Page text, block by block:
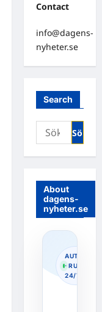
Contact
info@dagens-
nyheter.se
Search
Sök
efter:
About
dagens-
nyheter.se
· RUNNING
24/7